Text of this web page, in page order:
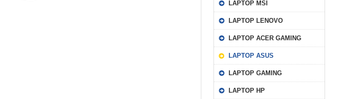
LAPTOP MSI
LAPTOP LENOVO
LAPTOP ACER GAMING
LAPTOP ASUS
LAPTOP GAMING
LAPTOP HP